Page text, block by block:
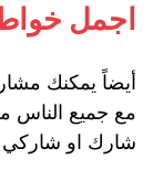
اجمل
أيضاً يمكنك
مع جميع الناس
شارك او شاركي